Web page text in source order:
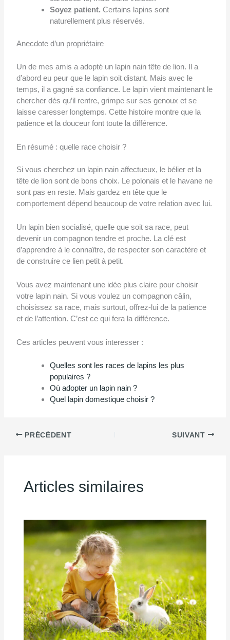
Soyez patient. Certains lapins sont
naturellement plus réservés.
Anecdote d’un propriétaire
Un de mes amis a adopté un lapin nain tête de lion. Il a
d’abord eu peur que le lapin soit distant. Mais avec le
temps, il a gagné sa confiance. Le lapin vient maintenant le
chercher dès qu’il rentre, grimpe sur ses genoux et se
laisse caresser longtemps. Cette histoire montre que la
patience et la douceur font toute la différence.
En résumé : quelle race choisir ?
Si vous cherchez un lapin nain affectueux, le bélier et la
tête de lion sont de bons choix. Le polonais et le havane ne
sont pas en reste. Mais gardez en tête que le
comportement dépend beaucoup de votre relation avec lui.
Un lapin bien socialisé, quelle que soit sa race, peut
devenir un compagnon tendre et proche. La clé est
d’apprendre à le connaître, de respecter son caractère et
de construire ce lien petit à petit.
Vous avez maintenant une idée plus claire pour choisir
votre lapin nain. Si vous voulez un compagnon câlin,
choisissez sa race, mais surtout, offrez-lui de la patience
et de l’attention. C’est ce qui fera la différence.
Ces articles peuvent vous interesser :
Quelles sont les races de lapins les plus
populaires ?
Où adopter un lapin nain ?
Quel lapin domestique choisir ?
PRÉCÉDENT SUIVANT
Articles similaires